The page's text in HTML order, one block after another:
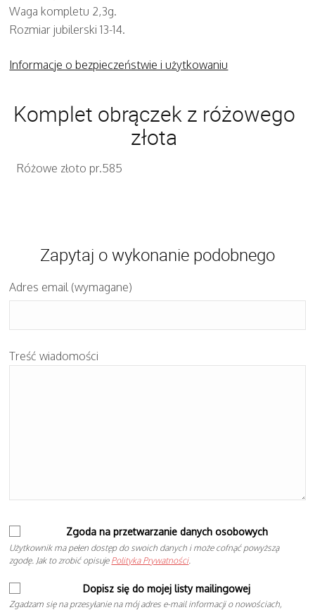
Waga kompletu 2,3g.
Rozmiar jubilerski 13-14.
Informacje o bezpieczeństwie i użytkowaniu
Komplet obrączek z różowego
złota
Różowe złoto pr.585
Zapytaj o wykonanie podobnego
Adres email (wymagane)
Treść wiadomości
Zgoda na przetwarzanie danych osobowych
Użytkownik ma pełen dostęp do swoich danych i może cofnąć powyższą
zgodę. Jak to zrobić opisuje Polityka Prywatności.
Dopisz się do mojej listy mailingowej
Zgadzam się na przesyłanie na mój adres e-mail informacji o nowościach,